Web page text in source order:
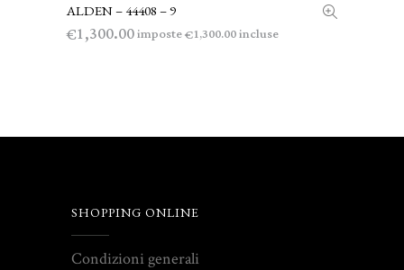
LEGGI TUTTO
ALDEN – 44408 – 9
€1,300.00imposte€1,300.00incluse
SHOPPING ONLINE
Condizioni generali